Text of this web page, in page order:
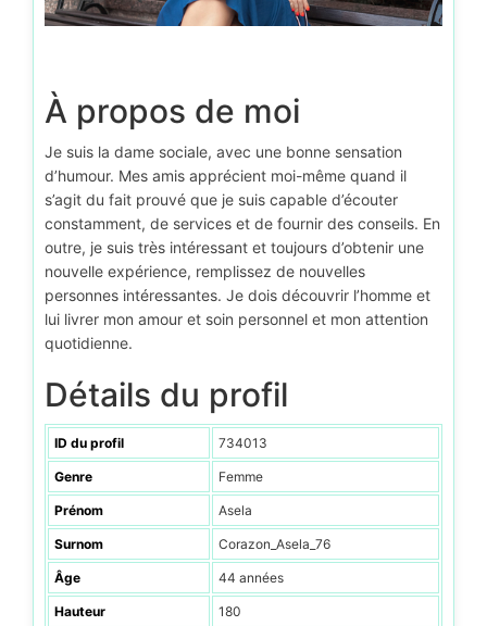
À propos de moi
Je suis la dame sociale, avec une bonne sensation
d’humour. Mes amis apprécient moi-même quand il
s’agit du fait prouvé que je suis capable d’écouter
constamment, de services et de fournir des conseils. En
outre, je suis très intéressant et toujours d’obtenir une
nouvelle expérience, remplissez de nouvelles
personnes intéressantes. Je dois découvrir l’homme et
lui livrer mon amour et soin personnel et mon attention
quotidienne.
Détails du profil
ID du profil 734013
Genre Femme
Prénom Asela
Surnom Corazon_Asela_76
Âge 44 années
Hauteur 180